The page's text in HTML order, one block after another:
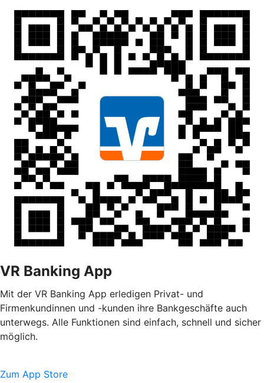
VR Banking App
Mit der VR Banking App erledigen Privat- und
Firmenkundinnen und -kunden ihre Bankgeschäfte auch
unterwegs. Alle Funktionen sind einfach, schnell und sicher
möglich.
Zum App Store